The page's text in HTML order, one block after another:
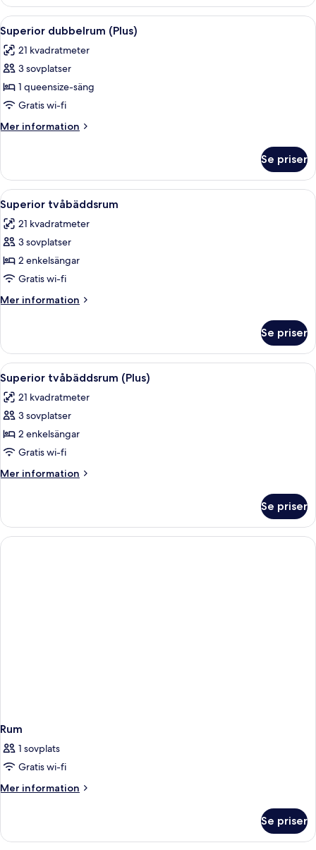
Öppna
alla
foton
för
Superior
dubbelrum
(Plus)
Ett hotellrum med en stor säng,
9
Superior dubbelrum (Plus)
21 kvadratmeter
3 sovplatser
1 queensize-säng
Gratis wi-fi
Mer information
Mer
dubbelrum
(Plus)
Se priser
Öppna
alla
foton
för
Superior
tvåbäddsrum
Ett hotellrum med en stor karta på
5
Superior tvåbäddsrum
21 kvadratmeter
3 sovplatser
2 enkelsängar
Gratis wi-fi
Mer information
Mer
tvåbäddsrum
Se priser
Öppna
alla
foton
för
Superior
tvåbäddsrum
(Plus)
Ett hotellrum med två sängar, en
6
Superior tvåbäddsrum (Plus)
21 kvadratmeter
3 sovplatser
2 enkelsängar
Gratis wi-fi
Mer information
Mer
tvåbäddsrum
(Plus)
Se priser
Rum
1 sovplats
Gratis wi-fi
Mer information
Mer
Se priser